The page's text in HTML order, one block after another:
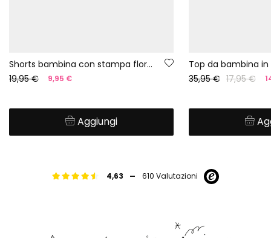
Shorts bambina con stampa floreale
19,95 €
9,95 €
Aggiungi
Top da bambina
35,95 € 17,95 €
4,63 - 610 Valutazioni